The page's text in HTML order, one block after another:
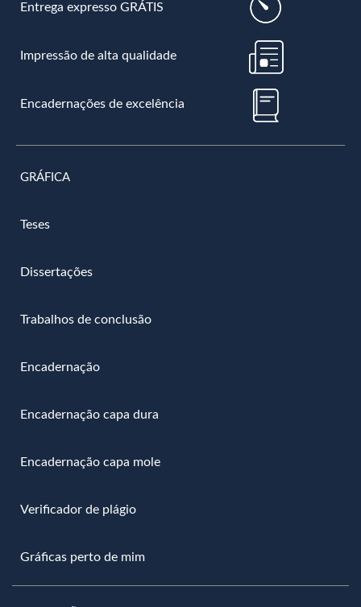
Entrega expresso GRÁTIS
Impressão de alta qualidade
Encadernações de excelência
GRÁFICA
Teses
Dissertações
Trabalhos de conclusão
Encadernação
Encadernação capa dura
Encadernação capa mole
Verificador de plágio
Gráficas perto de mim